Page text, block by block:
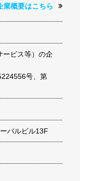
業概要はこちら
ービス等）の企
号、第
バルビル13F